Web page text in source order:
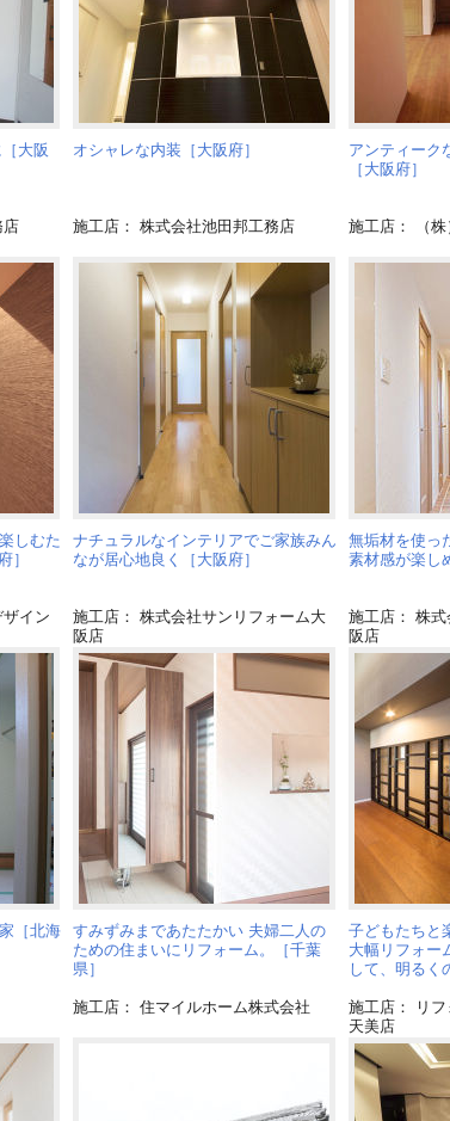
大阪
店
オシャレな内装［大阪府］
施工店： 株式会社池田邦工務店
アンティーク
［大阪府］
施工店： （
しむた
］
イン
ナチュラルなインテリアでご家族みん
なが居心地良く［大阪府］
施工店： 株式会社サンリフォーム大
阪店
無垢材を使っ
素材感が楽し
施工店： 株
阪店
［北海
すみずみまであたたかい 夫婦二人の
ための住まいにリフォーム。［千葉
県］
施工店： 住マイルホーム株式会社
子どもたちと
大幅リフォー
して、明るく
施工店： リ
天美店